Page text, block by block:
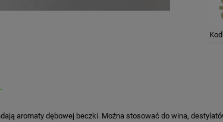
aromaty dębowej beczki. Można stosować do wina,